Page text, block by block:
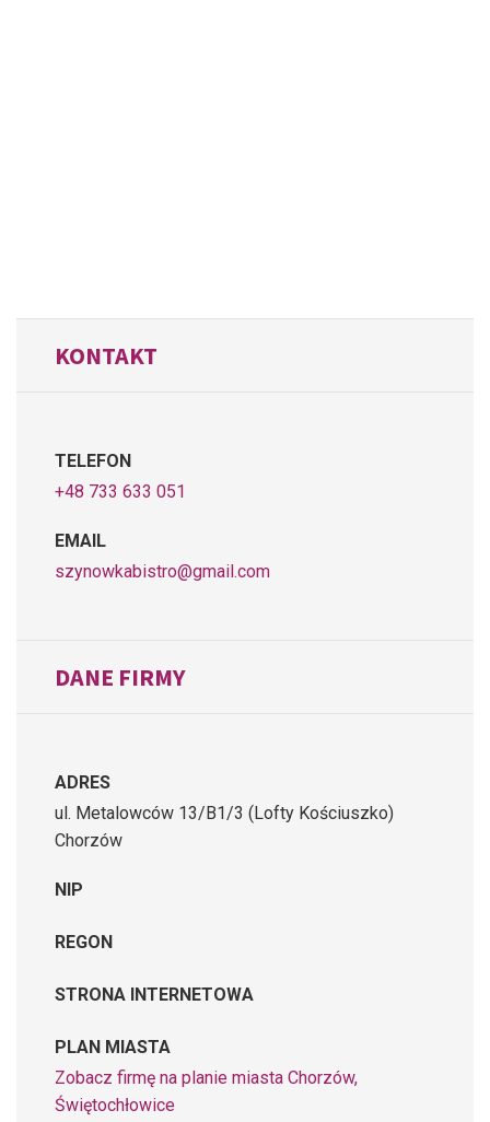
KONTAKT
TELEFON
+48 733 633 051
EMAIL
szynowkabistro@gmail.com
DANE FIRMY
ADRES
ul. Metalowców 13/B1/3 (Lofty Kościuszko)
Chorzów
NIP
REGON
STRONA INTERNETOWA
PLAN MIASTA
Zobacz firmę na planie miasta Chorzów,
Świętochłowice